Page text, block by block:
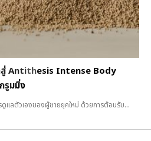
สู่ Antithesis Intense Body
รูมมิ่ง
แลตัวเองของผู้ชายยุคใหม่ ด้วยการต้อนรับ...